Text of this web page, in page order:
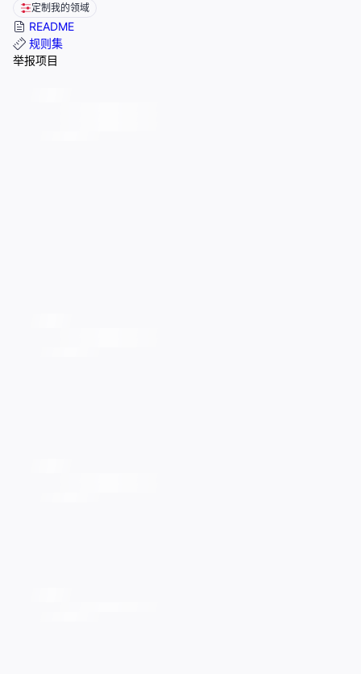
定制我的领域
README
规则集
举报项目